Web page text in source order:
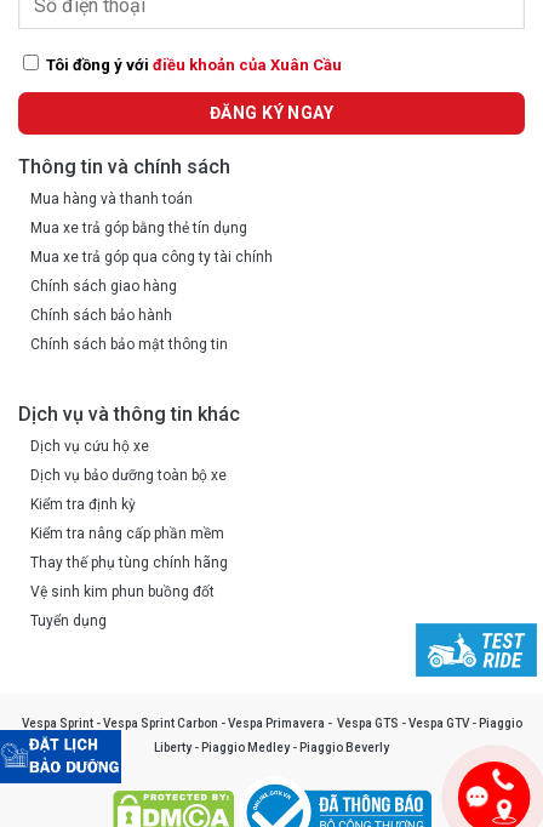
Tôi đồng ý với điều khoản của Xuân Cầu
Thông tin và chính sách
Mua hàng và thanh toán
Mua xe trả góp bằng thẻ tín dụng
Mua xe trả góp qua công ty tài chính
Chính sách giao hàng
Chính sách bảo hành
Chính sách bảo mật thông tin
Dịch vụ và thông tin khác
Dịch vụ cứu hộ xe
Dịch vụ bảo dưỡng toàn bộ xe
Kiểm tra định kỳ
Kiểm tra nâng cấp phần mềm
Thay thế phụ tùng chính hãng
Vệ sinh kim phun buồng đốt
Tuyển dụng
Vespa Sprint-Vespa Sprint Carbon -Vespa Primavera - Vespa GTS -Vespa GTV- Piaggio
Liberty- Piaggio Medley- Piaggio Beverly